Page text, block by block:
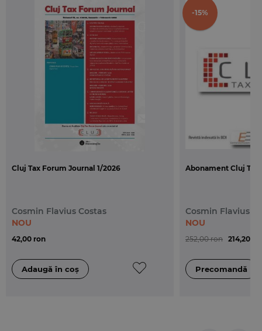
judecatoresti legate de materia executarii silite, precum
cazuri de recuzare a executorilor judecatoresti, de contestatie
la executare, de intoarcere a executarii silite etc.
Cluj Tax Forum Journal 1/2026
Cosmin Flavius Costas
42,00 ron
NOU
-15%
Abonament Cluj Tax
Cosmin Flavius
252,00 ron 214,20
NOU